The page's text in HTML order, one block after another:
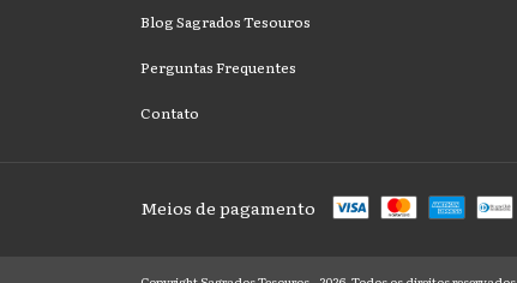
Blog Sagrados Tesouros
Perguntas Frequentes
Contato
Meios de pagamento